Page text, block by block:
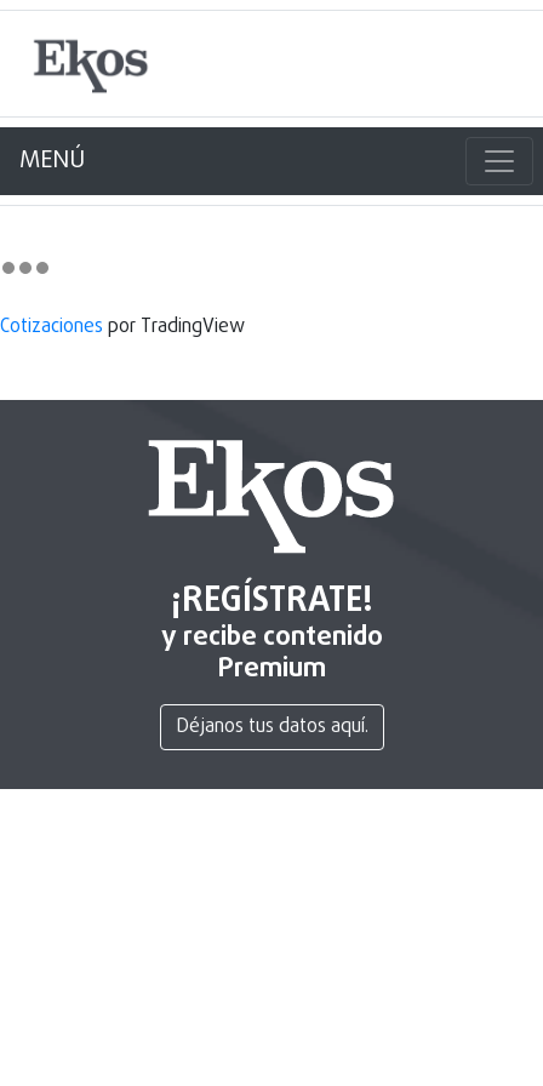
MENÚ
Cotizaciones por TradingView
¡REGÍSTRATE!
y recibe contenido
Premium
Déjanos tus datos aquí.